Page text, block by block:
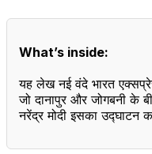
What’s inside:
यह लेख नई वंदे भारत
जो दानापुर और जोगबनी के
नरेंद्र मोदी इसका उद्घाटन